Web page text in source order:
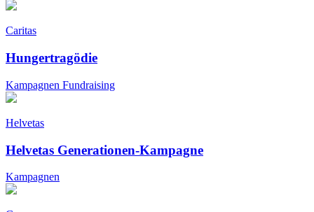
Caritas
Hungertragödie
Kampagnen Fundraising
Helvetas
Helvetas Generationen-Kampagne
Kampagnen